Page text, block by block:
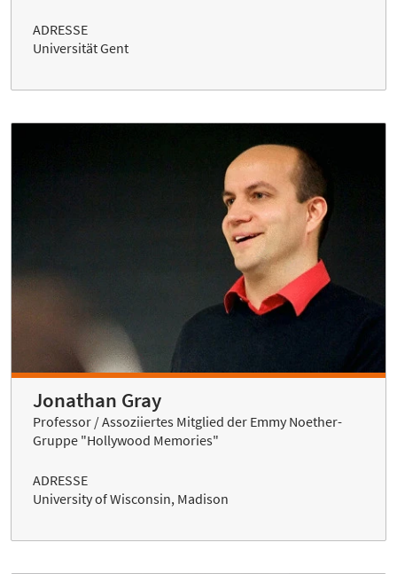
ADRESSE
Universität Gent
Jonathan Gray
Professor / Assoziiertes Mitglied der Emmy Noether-
Gruppe "Hollywood Memories"
ADRESSE
University of Wisconsin, Madison